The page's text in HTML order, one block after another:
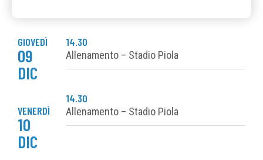
GIOVEDÌ
09
DIC
14.30
Allenamento – Stadio Piola
VENERDÌ
10
DIC
14.30
Allenamento – Stadio Piola